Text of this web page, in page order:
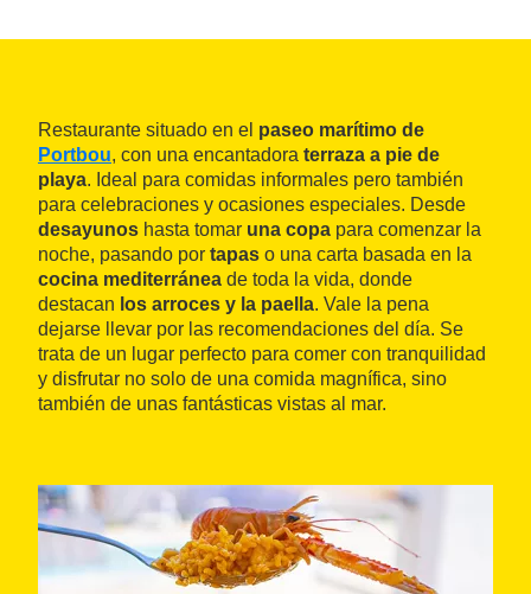
Restaurante situado en el paseo marítimo de
Portbou, con una encantadora terraza a pie de
playa. Ideal para comidas informales pero también
para celebraciones y ocasiones especiales. Desde
desayunos hasta tomar una copa para comenzar la
noche, pasando por tapas o una carta basada en la
cocina mediterránea de toda la vida, donde
destacan los arroces y la paella. Vale la pena
dejarse llevar por las recomendaciones del día. Se
trata de un lugar perfecto para comer con tranquilidad
y disfrutar no solo de una comida magnífica, sino
también de unas fantásticas vistas al mar.